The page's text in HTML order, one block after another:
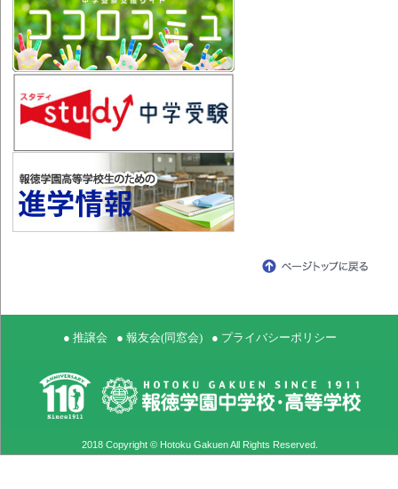
● 推譲会 ● 報友会(同窓会) ● プライバシーポリシー
2018 Copyright © Hotoku Gakuen All Rights Reserved.